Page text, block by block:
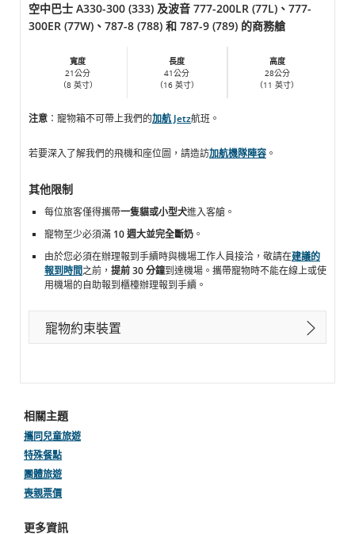
空中巴士 A330-300 (333) 及波音 777-200LR (77L)、777-
300ER (77W)、787-8 (788) 和 787-9 (789) 的商務艙
寬度
21公分
（8 英寸）
長度
41公分
（16 英寸）
高度
28公分
（11 英寸）
注意 ：寵物箱不可帶上我們的加航 Jetz航班。
若要深入了解我們的飛機和座位圖，請造訪加航機隊陣容 。
其他限制
每位旅客僅得攜帶一隻貓或小型犬進入客艙。
寵物至少必須滿 10 週大並完全斷奶 。
由於您必須在辦理報到手續時與機場工作人員接洽，敬請在建議的
報到時間之前， 提前 30 分鐘到達機場。攜帶寵物時不能在線上或使
用機場的自助報到櫃檯辦理報到手續。
寵物約束裝置
相關主題
攜同兒童旅遊
特殊餐點
團體旅遊
喪親票價
更多資訊